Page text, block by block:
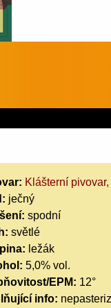
Klášterní
ječný
spodní
světlé
ležák
5,0% vol.
EPM: 12°
info: